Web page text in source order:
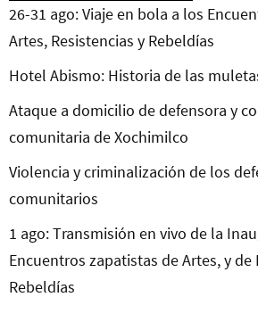
26-31 ago: Viaje en bola a los
Artes, Resistencias y Rebeldías
Hotel Abismo: Historia de las
Ataque a domicilio de defensora y
comunitaria de Xochimilco
Violencia y criminalización de los
comunitarios
1 ago: Transmisión en vivo de la
Encuentros zapatistas de Artes, y de
Rebeldías